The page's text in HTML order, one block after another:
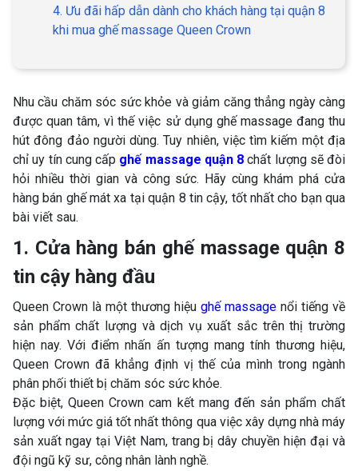
4. Ưu đãi hấp dẫn dành cho khách hàng tại quận 8
khi mua ghế massage Queen Crown
Nhu cầu chăm sóc sức khỏe và giảm căng thẳng ngày càng
được quan tâm, vì thế việc sử dụng ghế massage đang thu
hút đông đảo người dùng. Tuy nhiên, việc tìm kiếm một địa
chỉ uy tín cung cấp ghế massage quận 8 chất lượng sẽ đòi
hỏi nhiều thời gian và công sức. Hãy cùng khám phá cửa
hàng bán ghế mát xa tại quận 8 tin cậy, tốt nhất cho bạn qua
bài viết sau.
1. Cửa hàng bán ghế massage quận 8
tin cậy hàng đầu
Queen Crown là một thương hiệu ghế massage nổi tiếng về
sản phẩm chất lượng và dịch vụ xuất sắc trên thị trường
hiện nay. Với điểm nhấn ấn tượng mang tính thương hiệu,
Queen Crown đã khẳng định vị thế của mình trong ngành
phân phối thiết bị chăm sóc sức khỏe.
Đặc biệt, Queen Crown cam kết mang đến sản phẩm chất
lượng với mức giá tốt nhất thông qua việc xây dựng nhà máy
sản xuất ngay tại Việt Nam, trang bị dây chuyền hiện đại và
đội ngũ kỹ sư, công nhân lành nghề.